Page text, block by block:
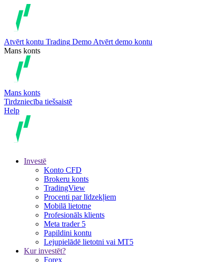
Atvērt kontu Trading Demo Atvērt demo kontu
Mans konts
Mans konts
Tirdzniecība tiešsaistē
Help
Investē
Konto CFD
Brokeru konts
TradingView
Procenti par līdzekļiem
Mobilā lietotne
Profesionāls klients
Meta trader 5
Papildini kontu
Lejupielādē lietotni vai MT5
Kur investēt?
Forex